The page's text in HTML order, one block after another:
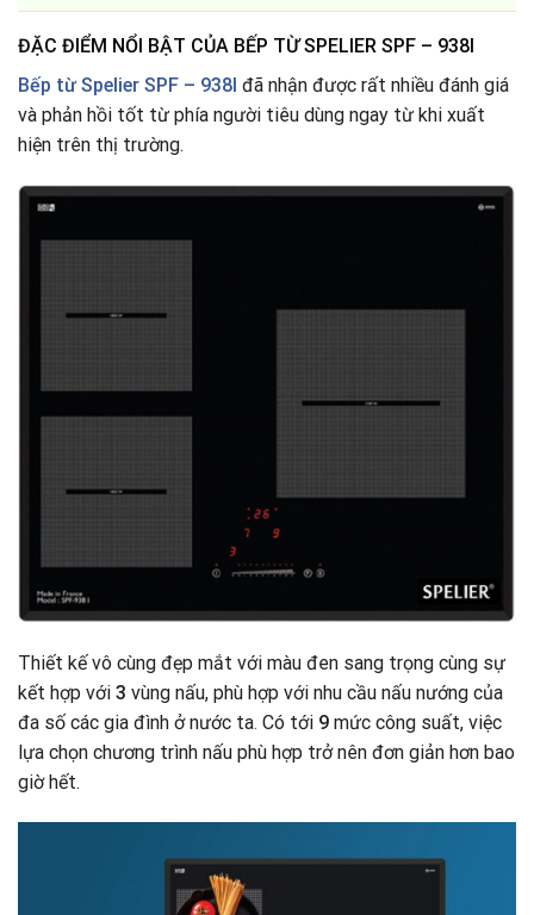
ĐẶC ĐIỂM NỔI BẬT CỦA BẾP TỪ SPELIER SPF – 938I
Bếp từ Spelier SPF – 938I đã nhận được rất nhiều đánh giá
và phản hồi tốt từ phía người tiêu dùng ngay từ khi xuất
hiện trên thị trường.
Thiết kế vô cùng đẹp mắt với màu đen sang trọng cùng sự
kết hợp với 3 vùng nấu, phù hợp với nhu cầu nấu nướng của
đa số các gia đình ở nước ta. Có tới 9 mức công suất, việc
lựa chọn chương trình nấu phù hợp trở nên đơn giản hơn bao
giờ hết.